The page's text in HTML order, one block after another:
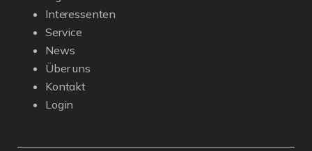
Interessenten
Service
News
Über uns
Kontakt
Login